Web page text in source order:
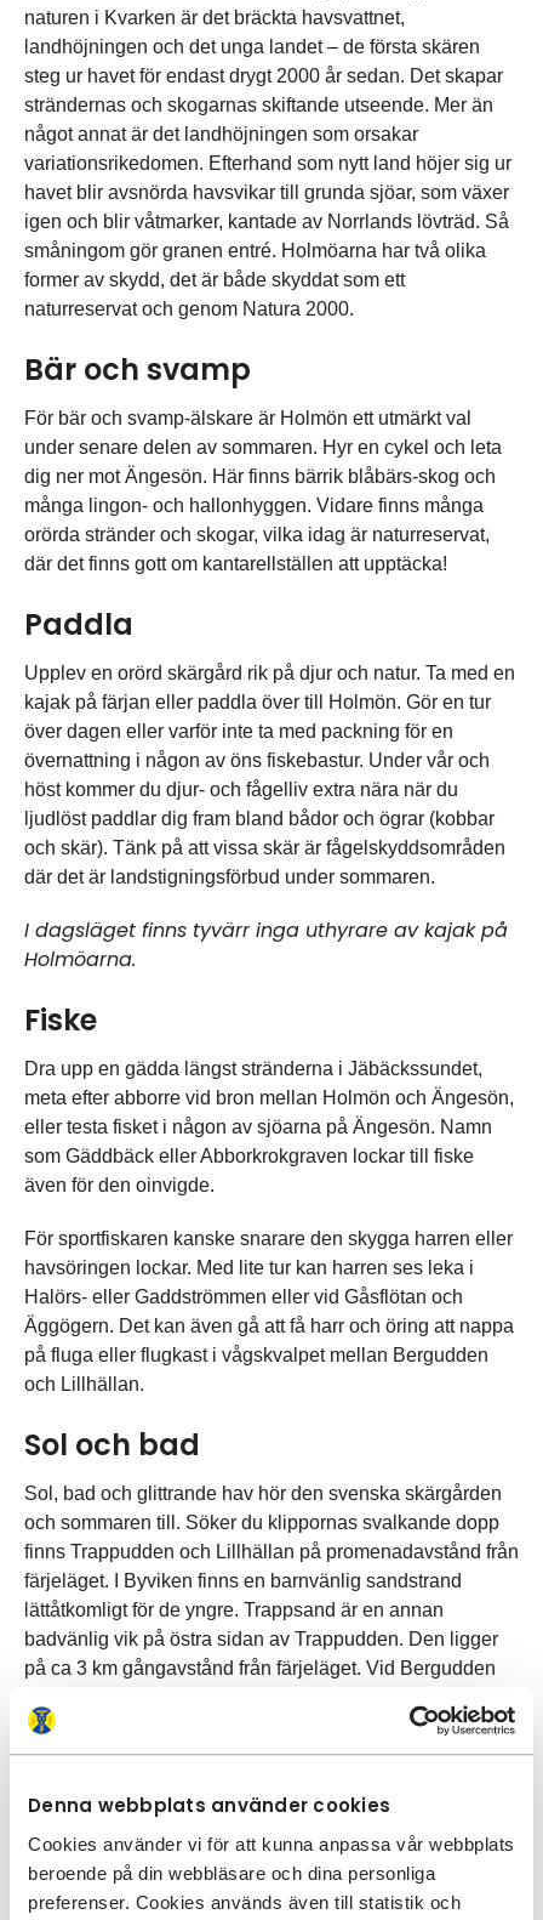
Denna webbplats använder cookies
Cookies använder vi för att kunna anpassa vår webbplats
beroende på din webbläsare och dina personliga
preferenser. Cookies används även till statistik och
naturen i Kvarken är det bräckta havsvattnet,
landhöjningen och det unga landet – de första skären
steg ur havet för endast drygt 2000 år sedan. Det skapar
strändernas och skogarnas skiftande utseende. Mer än
något annat är det landhöjningen som orsakar
variationsrikedomen. Efterhand som nytt land höjer sig ur
havet blir avsnörda havsvikar till grunda sjöar, som växer
igen och blir våtmarker, kantade av Norrlands lövträd. Så
småningom gör granen entré. Holmöarna har två olika
former av skydd, det är både skyddat som ett
naturreservat och genom Natura 2000.
Bär och svamp
För bär och svamp-älskare är Holmön ett utmärkt val
under senare delen av sommaren. Hyr en cykel och leta
dig ner mot Ängesön. Här finns bärrik blåbärs-skog och
många lingon- och hallonhyggen. Vidare finns många
orörda stränder och skogar, vilka idag är naturreservat,
där det finns gott om kantarellställen att upptäcka!
Paddla
Upplev en orörd skärgård rik på djur och natur. Ta med en
kajak på färjan eller paddla över till Holmön. Gör en tur
över dagen eller varför inte ta med packning för en
övernattning i någon av öns fiskebastur. Under vår och
höst kommer du djur- och fågelliv extra nära när du
ljudlöst paddlar dig fram bland bådor och ögrar (kobbar
och skär). Tänk på att vissa skär är fågelskyddsområden
där det är landstigningsförbud under sommaren.
I dagsläget finns tyvärr inga uthyrare av kajak på
Holmöarna.
Fiske
Dra upp en gädda längst stränderna i Jäbäckssundet,
meta efter abborre vid bron mellan Holmön och Ängesön,
eller testa fisket i någon av sjöarna på Ängesön. Namn
som Gäddbäck eller Abborkrokgraven lockar till fiske
även för den oinvigde.
För sportfiskaren kanske snarare den skygga harren eller
havsöringen lockar. Med lite tur kan harren ses leka i
Halörs- eller Gaddströmmen eller vid Gåsflötan och
Äggögern. Det kan även gå att få harr och öring att nappa
på fluga eller flugkast i vågskvalpet mellan Bergudden
och Lillhällan.
Sol och bad
Sol, bad och glittrande hav hör den svenska skärgården
och sommaren till. Söker du klippornas svalkande dopp
finns Trappudden och Lillhällan på promenadavstånd från
färjeläget. I Byviken finns en barnvänlig sandstrand
lättåtkomligt för de yngre. Trappsand är en annan
badvänlig vik på östra sidan av Trappudden. Den ligger
på ca 3 km gångavstånd från färjeläget. Vid Bergudden
av dagen.
Holmöns båtmuseum
Historia när den är som bäst. På Holmöns Båtmuseum får
du ta del av berättelser så som öns stolta kulturhistoria,
dess båtbyggartraditioner och det forna vardagslivet.